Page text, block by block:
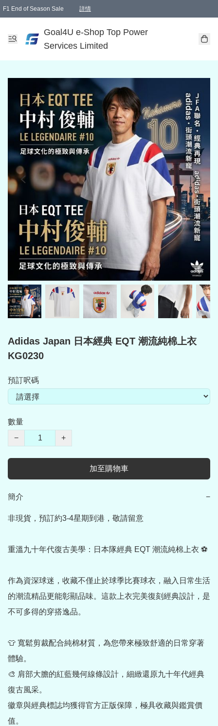
F1 End of Season Sale 詳情
Goal4U e-Shop Top Power
Services Limited
Adidas Japan 日本經典 EQT 潮流純棉上衣
KG0230
預訂呎碼
數量
−
+
加至購物車
簡介 −
非現貨，預訂約3-4星期到港，敬請留意
重溫九十年代復古美學：日本隊經典 EQT 潮流純棉上衣 ⚽
作為資深球迷，收藏不僅止於球季比賽球衣，融入日常生活
的潮流精品更能彰顯品味。這款上衣完美復刻經典設計，是
不可多得的穿搭逸品。
👕 寬鬆剪裁配合純棉材質，為您帶來極致舒適的日常穿著
體驗。
🎨 肩部大膽的紅藍幾何線條設計，細緻還原九十年代經典
復古風采。
徽章與經典標誌均獲得官方正版保障，極具收藏與鑑賞價
值。